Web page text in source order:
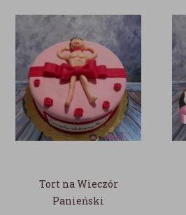
Tort na Wieczór
Panieński